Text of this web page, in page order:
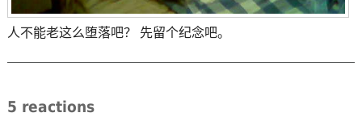
人不能老这么堕落吧？ 先留个纪念吧。
5 reactions